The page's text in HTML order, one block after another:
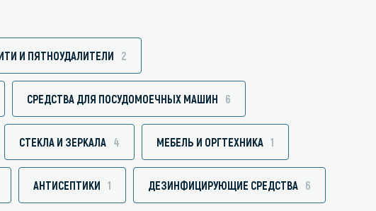
мытья посуды
оборудования и грилей
машин
И ПЯТНОУДАЛИТЕЛИ 2
СРЕДСТВА ДЛЯ ПОСУДОМОЕЧНЫХ МАШИН 6
СТЕКЛА И ЗЕРКАЛА 4 МЕБЕЛЬ И ОРГТЕХНИКА 1
АНТИСЕПТИКИ 1 ДЕЗИНФИЦИРУЮЩИЕ СРЕДСТВА 6